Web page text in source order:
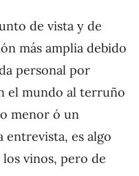
de vista y de
más amplia debido
personal por
el mundo al terruño
menor ó un
entrevista, es algo
vinos, pero de